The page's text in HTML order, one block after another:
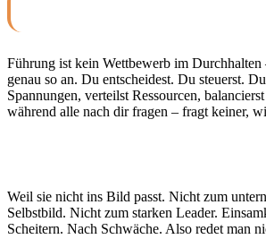
Führung ist kein Wettbewerb im Durchhalten
genau so an. Du entscheidest. Du steuerst.
Spannungen, verteilst Ressourcen,
während alle nach dir fragen – fragt keiner,
Weil sie nicht ins Bild passt. Nicht zum
Selbstbild. Nicht zum starken Leader.
Scheitern. Nach Schwäche. Also redet man